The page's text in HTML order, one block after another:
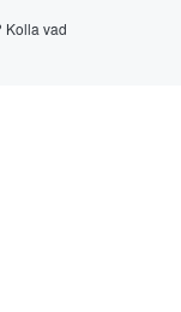
Kolla vad